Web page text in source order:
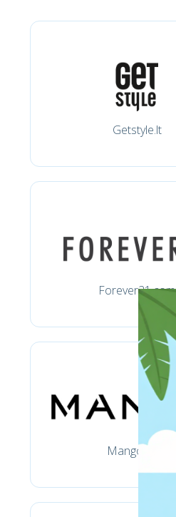
Getstyle.lt
Forever21.com
Mango.com